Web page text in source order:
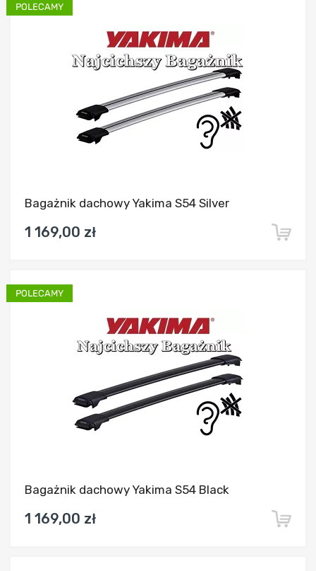
Bagażnik dachowy Yakima S54 Silver
1 169,00 zł
Bagażnik dachowy Yakima S54 Black
1 169,00 zł